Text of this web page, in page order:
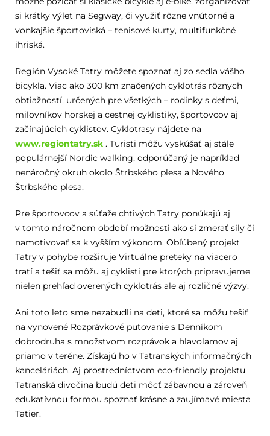
si krátky výlet na Segway, či využiť rôzne vnútorné a
vonkajšie športoviská – tenisové kurty, multifunkčné
ihriská.
Región Vysoké Tatry môžete spoznať aj zo sedla vášho
bicykla. Viac ako 300 km značených cyklotrás rôznych
obtiažností, určených pre všetkých – rodinky s deťmi,
milovníkov horskej a cestnej cyklistiky, športovcov aj
začínajúcich cyklistov. Cyklotrasy nájdete na
www.regiontatry.sk . Turisti môžu vyskúšať aj stále
populárnejší Nordic walking, odporúčaný je napríklad
nenáročný okruh okolo Štrbského plesa a Nového
Štrbského plesa.
Pre športovcov a súťaže chtivých Tatry ponúkajú aj
v tomto náročnom období možnosti ako si zmerať sily či
namotivovať sa k vyšším výkonom. Obľúbený projekt
Tatry v pohybe rozširuje Virtuálne preteky na viacero
tratí a tešiť sa môžu aj cyklisti pre ktorých pripravujeme
nielen prehľad overených cyklotrás ale aj rozličné výzvy.
Ani toto leto sme nezabudli na deti, ktoré sa môžu tešiť
na vynovené Rozprávkové putovanie s Denníkom
dobrodruha s množstvom rozprávok a hlavolamov aj
priamo v teréne. Získajú ho v Tatranských informačných
kanceláriách. Aj prostredníctvom eco-friendly projektu
Tatranská divočina budú deti môcť zábavnou a zároveň
edukatívnou formou spoznať krásne a zaujímavé miesta
Tatier.